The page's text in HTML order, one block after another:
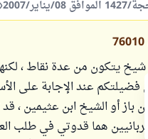
76010
شيخ يتكون من عدة نقاط ،
فضيلتكم عند الإجابة على
باز أو الشيخ ابن عثيمين ،